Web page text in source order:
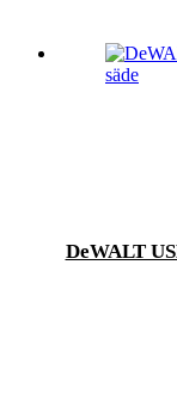
DeWALT